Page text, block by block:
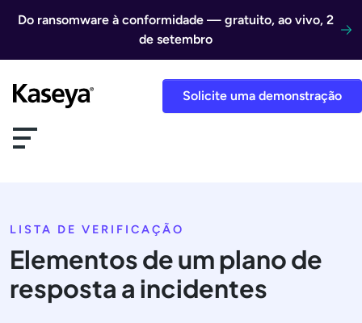
Do ransomware à conformidade — gratuito, ao vivo, 2
de setembro
Solicite uma demonstração
LISTA DE VERIFICAÇÃO
Elementos de um plano de
resposta a incidentes